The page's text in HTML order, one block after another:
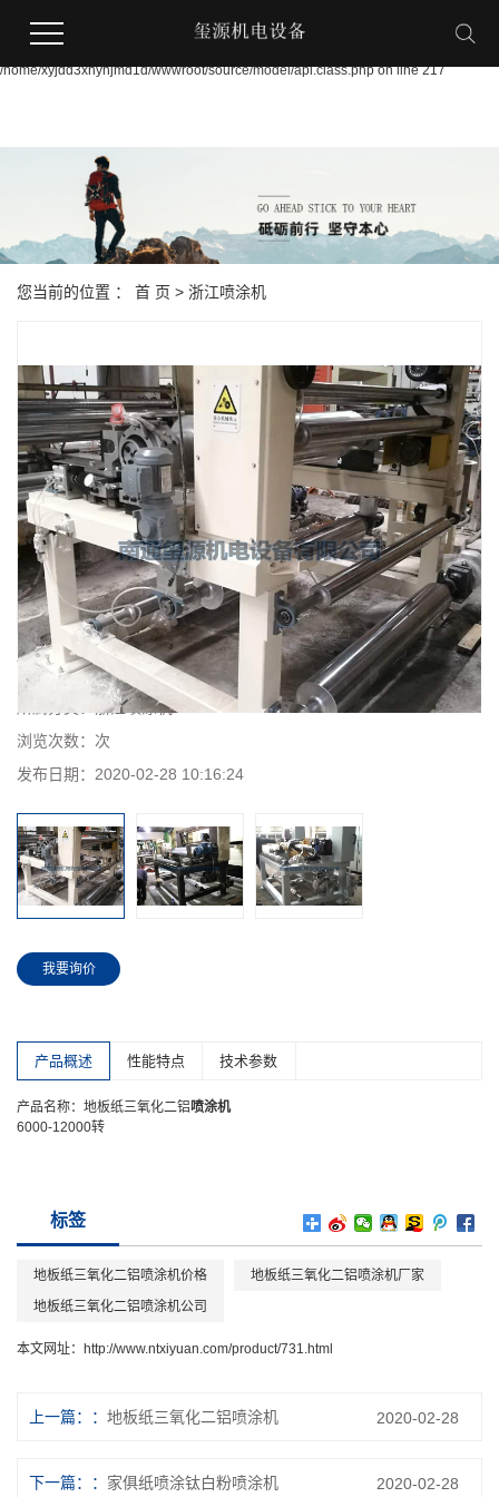
file_put_contents(/home/xyjdd3xnynjmd1d/wwwroot/source/cache/
/home/xyjdd3xnynjmd1d/wwwroot/source/model/api.class.php on line 217
您当前的位置 ： 首 页 > 浙江喷涂机
浙江地板纸三氧化二铝喷涂机
浙江喷涂机
浏览次数： 次
发布日期： 2020-02-28 10:16:24
我要询价
产品概述 性能特点 技术参数
产品名称：地板纸三氧化二铝喷涂机
6000-12000转
标签
地板纸三氧化二铝喷涂机价格
地板纸三氧化二铝喷涂机厂家
地板纸三氧化二铝喷涂机公司
本文网址： http://www.ntxiyuan.com/product/731.html
上一篇： 地板纸三氧化二铝喷涂机 2020-02-28
下一篇： 家俱纸喷涂钛白粉喷涂机 2020-02-28